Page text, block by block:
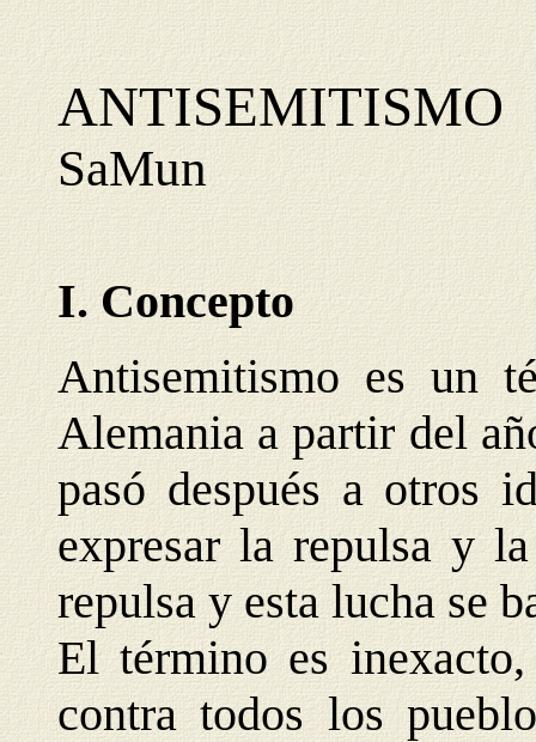
ANTISEMITISMO
SaMun
I. Concepto
Antisemitismo es un
Alemania a partir del
pasó después a otros
expresar la repulsa y
repulsa y esta lucha se
El término es
contra todos los